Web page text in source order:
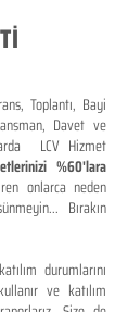
Toplantı, Bayi
Davet ve
LCV Hizmet
%60'lara
onlarca neden
Bırakın
durumlarını
ve katılım